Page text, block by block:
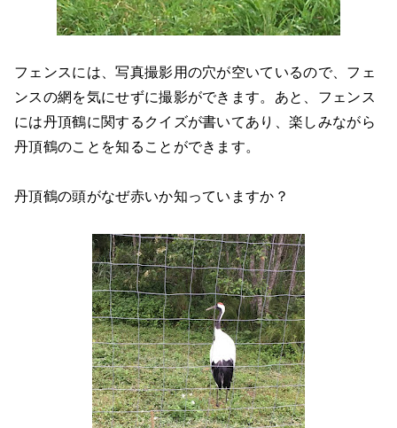
フェンスには、写真撮影用の穴が空いているので、フェ
ンスの網を気にせずに撮影ができます。あと、フェンス
には丹頂鶴に関するクイズが書いてあり、楽しみながら
丹頂鶴のことを知ることができます。
丹頂鶴の頭がなぜ赤いか知っていますか？